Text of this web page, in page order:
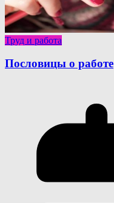
Труд и работа
Пословицы о работе